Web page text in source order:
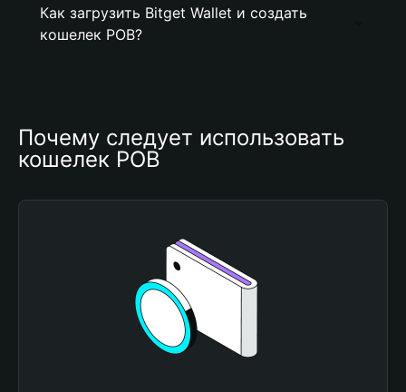
Как загрузить Bitget Wallet и создать
кошелек POB?
Почему следует использовать
кошелек POB